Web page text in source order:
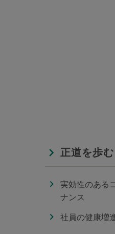
正道を歩む
実効性のある
ナンス
社員の健康増